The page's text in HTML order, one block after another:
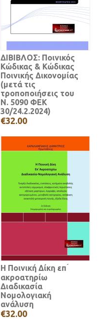
ΔΙΒΙΒΛΟΣ: Ποινικός
Κώδικας & Κώδικας
Ποινικής Δικονομίας
(μετά τις
τροποποιήσεις του
Ν. 5090 ΦΕΚ
30/24.2.2024)
€32.00
Η Ποινική Δίκη επ ́
ακροατηρίω
Διαδικασία
Νομολογιακή
ανάλυση
€32.00